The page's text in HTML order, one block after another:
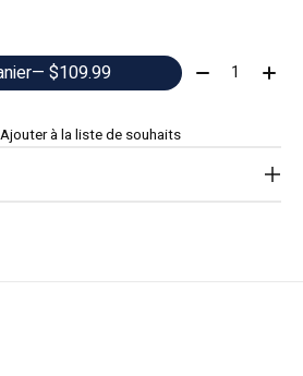
— $109.99 Quantité:
Ajouter à la liste de souhaits